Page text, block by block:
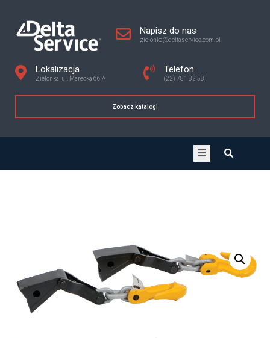
Napisz do nas
zielonka@deltaservice.com.pl
Lokalizacja
Zielonka, ul. Marecka 66 A
Telefon
(22) 781 82 58
Zobacz katalogi